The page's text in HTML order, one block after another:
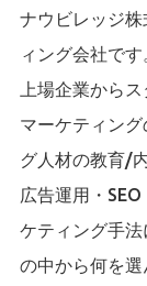
ナウビレッジ
ィング会社です
上場企業から
マーケティン
グ人材の教育/
広告運用・
ケティング手
の中から何を